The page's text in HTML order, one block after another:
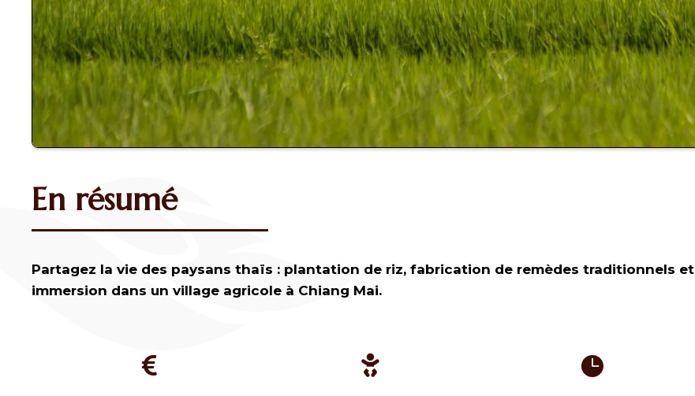
En résumé
Partagez la vie des paysans thaïs : plantation de riz, fabrication de remèdes traditionnels et
immersion dans un village agricole à Chiang Mai.
  